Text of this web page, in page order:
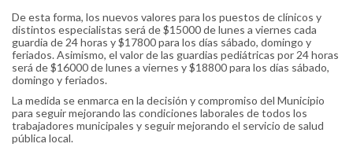
De esta forma, los nuevos valores para los puestos de clínicos y
distintos especialistas será de $15000 de lunes a viernes cada
guardia de 24 horas y $17800 para los días sábado, domingo y
feriados. Asimismo, el valor de las guardias pediátricas por 24 horas
será de $16000 de lunes a viernes y $18800 para los días sábado,
domingo y feriados.
La medida se enmarca en la decisión y compromiso del Municipio
para seguir mejorando las condiciones laborales de todos los
trabajadores municipales y seguir mejorando el servicio de salud
pública local.